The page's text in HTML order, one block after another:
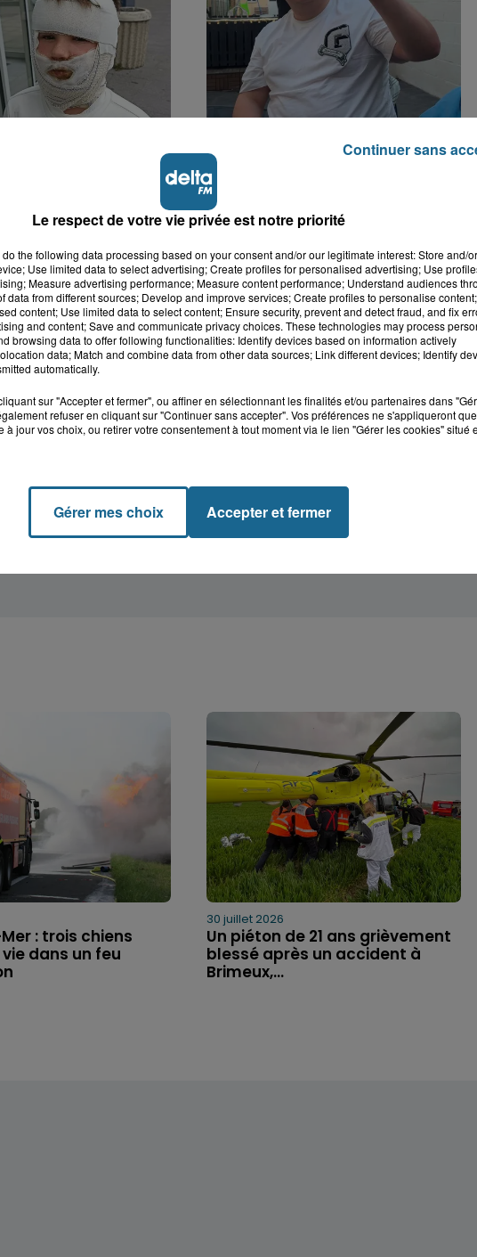
brûlé après
d'un jouet...
Hazebrouck : victime d'un
accident, Lucas s'en est allé
brutalement...
: trois chiens
dans un feu
30 juillet 2026
Un piéton de 21 ans grièvement
blessé après un accident à
Brimeux,...
Le respect de votre vie privée est notre priorité
do the following data processing based on your consent and/or our legitimate interest: Store and/or
Use limited data to select advertising; Create profiles for personalised advertising; Use
Measure advertising performance; Measure content performance; Understand audiences
data from different sources; Develop and improve services; Create profiles to personalise
content; Use limited data to select content; Ensure security, prevent and detect fraud, and fix
and content; Save and communicate privacy choices. These technologies may process
browsing data to offer following functionalities: Identify devices based on information actively
data; Match and combine data from other data sources; Link different devices; Identify
automatically.
sur "Accepter et fermer", ou affiner en sélectionnant les finalités et/ou partenaires dans
refuser en cliquant sur "Continuer sans accepter". Vos préférences ne s'appliqueront
à jour vos choix, ou retirer votre consentement à tout moment via le lien "Gérer les cookies" situé
Gérer mes choix Accepter et fermer
Continuer sans